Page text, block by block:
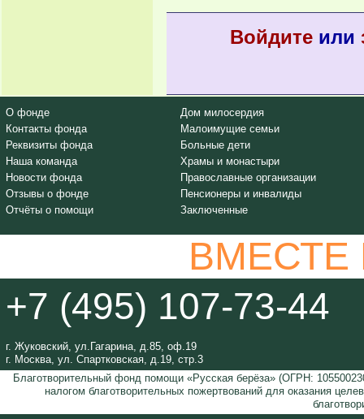
Войдитеили
О фонде
Контакты фонда
Реквизиты фонда
Наша команда
Новости фонда
Отзывы о фонде
Отчёты о помощи
Дом милосердия
Малоимущие семьи
Больные дети
Храмы и монастыри
Православные организации
Пенсионеры и инвалиды
Заключенные
+7 (495) 107-73-44
г. Жуковский, ул.Гагарина, д.85, оф.19
г. Москва, ул. Спартковская, д.19, стр.3
Благотворительный фонд помощи «Русская берёза» (ОГРН:
налогом благотворительных пожертвований для оказания